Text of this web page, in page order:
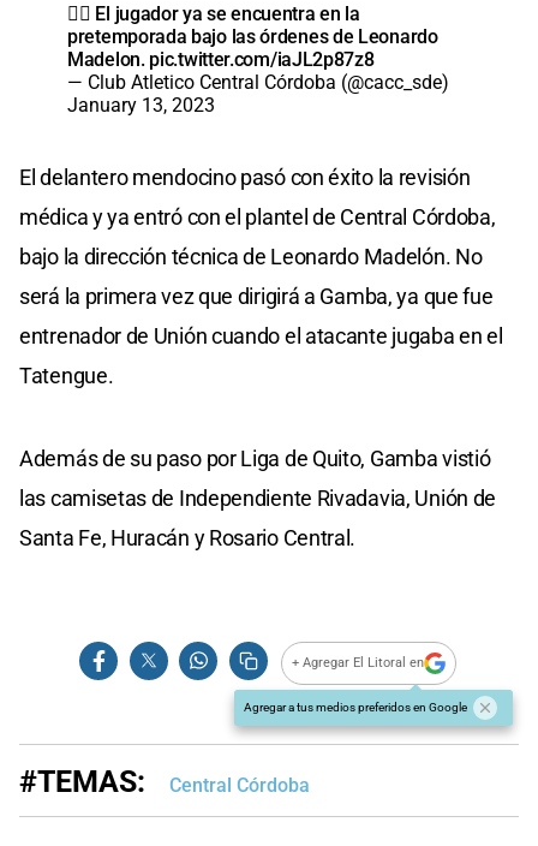
🏋‍♀️ El jugador ya se encuentra en la
pretemporada bajo las órdenes de Leonardo
Madelon. pic.twitter.com/iaJL2p87z8
— Club Atletico Central Córdoba (@cacc_sde)
January 13, 2023
El delantero mendocino pasó con éxito la revisión
médica y ya entró con el plantel de Central Córdoba,
bajo la dirección técnica de Leonardo Madelón. No
será la primera vez que dirigirá a Gamba, ya que fue
entrenador de Unión cuando el atacante jugaba en el
Tatengue.
Además de su paso por Liga de Quito, Gamba vistió
las camisetas de Independiente Rivadavia, Unión de
Santa Fe, Huracán y Rosario Central.
+ Agregar El Litoral en
Agregar a tus medios preferidos en Google
#TEMAS: Central Córdoba